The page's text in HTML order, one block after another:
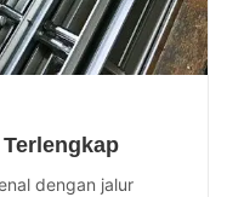
dengan jalur